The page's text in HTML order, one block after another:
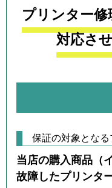
プリンター
対応さ
保証の対象となる
当店の購入商品（
故障したプリンタ